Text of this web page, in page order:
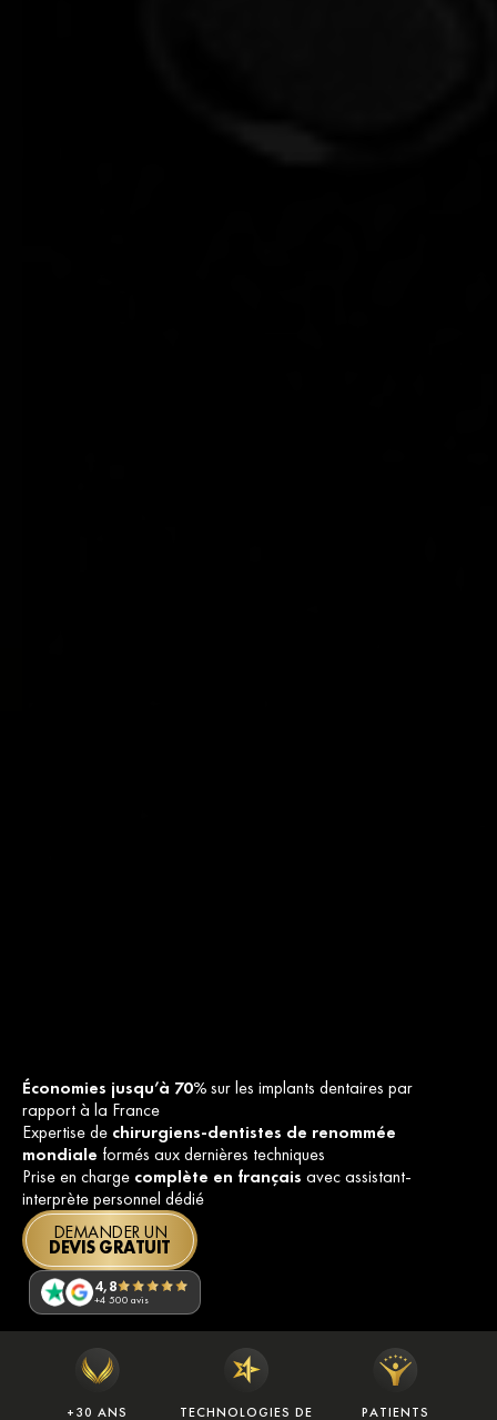
Économies jusqu’à 70%sur les implants dentaires par
rapport à la France
Expertise de chirurgiens-dentistes de renommée
mondiale formés aux dernières techniques
Prise en charge complète en français avec assistant-
interprète personnel dédié
DEMANDER UN
DEVIS GRATUIT
4,8
+4 500 avis
+30 ANS TECHNOLOGIES DE PATIENTS